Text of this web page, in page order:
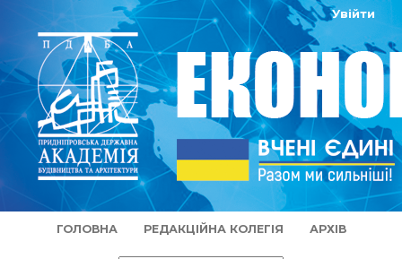
ГОЛОВНА РЕДАКЦІЙНА КОЛЕГІЯ АРХІВ
Увійти